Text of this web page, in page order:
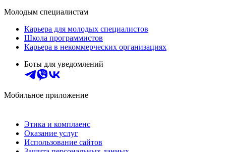
Молодым специалистам
Карьера для молодых специалистов
Школа программистов
Карьера в некоммерческих организациях
Боты для уведомлений
Мобильное приложение
Этика и комплаенс
Оказание услуг
Использование сайтов